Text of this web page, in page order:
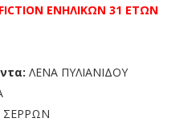
ΕΝΗΛΙΚΩΝ 31 ΕΤΩΝ
ΛΕΝΑ ΠΥΛΙΑΝΙΔΟΥ
ΣΕΡΡΩΝ